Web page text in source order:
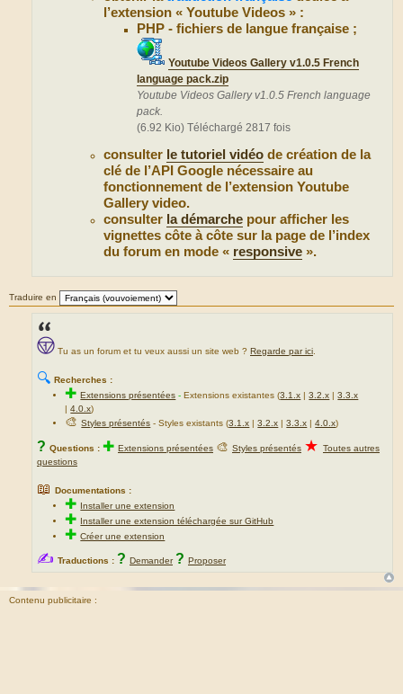
l’extension « Youtube Videos » :
PHP - fichiers de langue française ;
Youtube Videos Gallery v1.0.5 French
language pack.zip
Youtube Videos Gallery v1.0.5 French language
pack.
(6.92 Kio) Téléchargé 2817 fois
consulter le tutoriel vidéo de création de la
clé de l’API Google nécessaire au
fonctionnement de l’extension Youtube
Gallery video.
consulter la démarche pour afficher les
vignettes côte à côte sur la page de l’index
du forum en mode « responsive ».
Traduire en
Tu as un forum et tu veux aussi un site web ? Regarde par ici.
🔍 Recherches :
✚Extensions présentées -Extensions existantes (3.1.x |3.2.x |3.3.x
|4.0.x)
🎨Styles présentés - Styles existants (3.1.x |3.2.x |3.3.x |4.0.x)
? Questions : ✚ Extensions présentées 🎨 Styles présentés ★ Toutes autres
questions
📖 Documentations :
✚ Installer une extension
✚ Installer une extension téléchargée sur GitHub
✚Créer une extension
✍ Traductions : ? Demander ? Proposer
Contenu publicitaire :